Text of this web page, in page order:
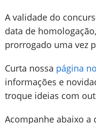
A validade do
data de
prorrogado uma vez
Curta nossa página
informações e
troque ideias com
Acompanhe abaixo a